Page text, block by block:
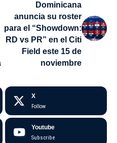
Dominicana
anuncia su roster
para el “Showdown:
RD vs PR” en el Citi
Field este 15 de
noviembre
X
Follow
Youtube
Subscribe